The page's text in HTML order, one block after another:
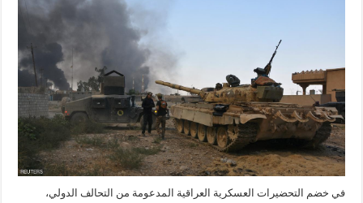
في خضم التحضيرات العسكرية العراقية المدعومة من التحالف الدولي،